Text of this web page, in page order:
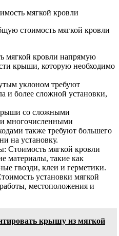
мягкой кровли
стоимость мягкой кровли
кровли напрямую
крыши, которую необходимо
уклоном требуют
и более сложной установки,
со сложными
многочисленными
также требуют большего
на установку.
Стоимость мягкой кровли
материалы, такие как
гвозди, клеи и герметики.
установки мягкой
местоположения и
крышу из мягкой